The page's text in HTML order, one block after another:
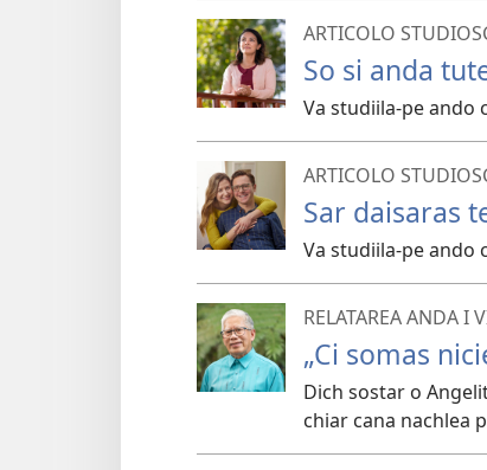
ARTICOLO
So si anda
Va studiila-pe ando
ARTICOLO
Sar daisaras
Va studiila-pe ando
RELATAREA ANDA I
„Ci somas
Dich sostar o
chiar cana nachlea